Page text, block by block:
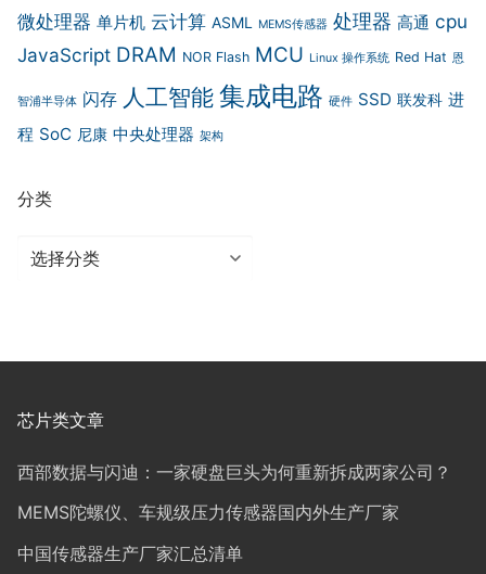
微处理器 单片机 云计算 ASML MEMS传感器 处理器 高通 cpu
JavaScript DRAM NOR Flash MCU Linux 操作系统 Red Hat 恩
智浦半导体 闪存 人工智能 集成电路 硬件 SSD 联发科 进
程 SoC 尼康 中央处理器 架构
分类
分
芯片类文章
西部数据与闪迪：一家硬盘巨头为何重新拆成两家公司？
MEMS陀螺仪、车规级压力传感器国内外生产厂家
中国传感器生产厂家汇总清单